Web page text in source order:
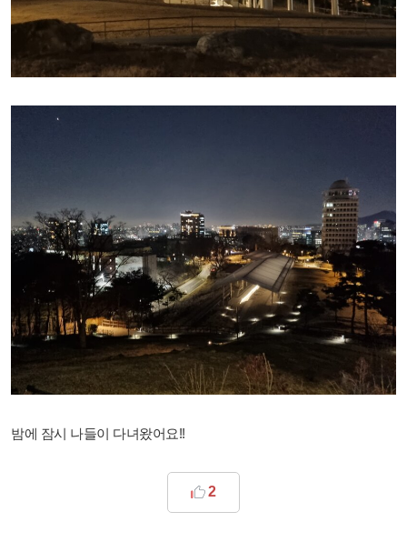
밤에 잠시 나들이 다녀왔어요!!
2